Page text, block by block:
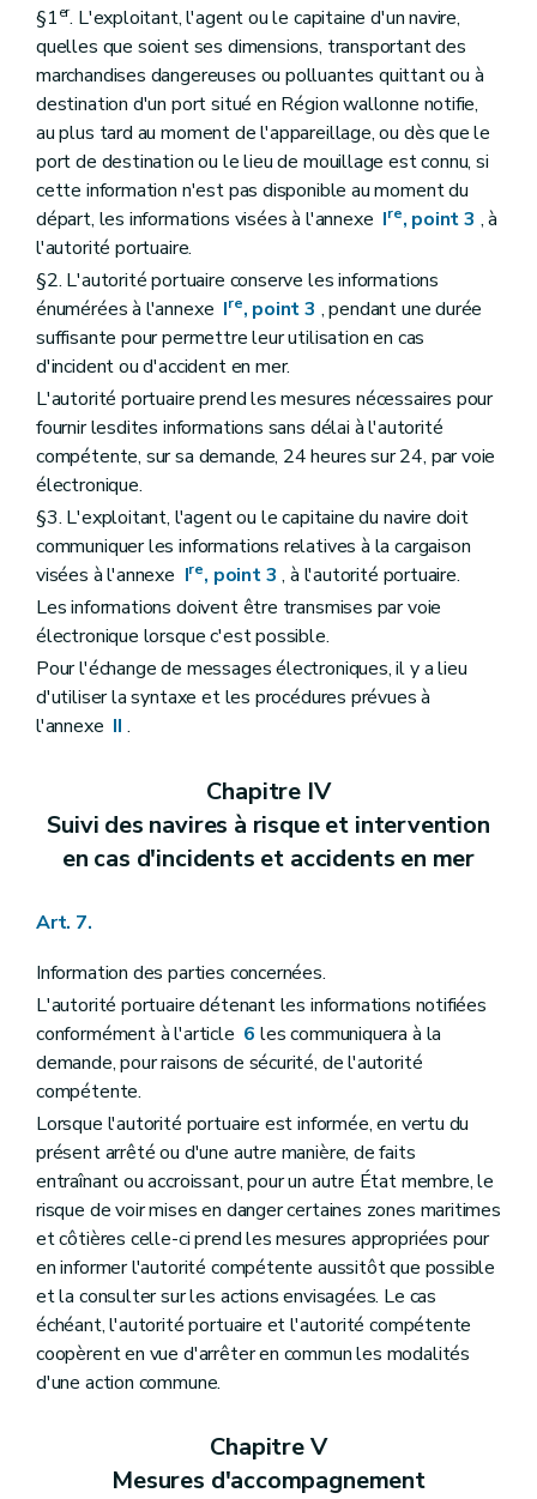
§1er. L'exploitant, l'agent ou le capitaine d'un navire,
quelles que soient ses dimensions, transportant des
marchandises dangereuses ou polluantes quittant ou à
destination d'un port situé en Région wallonne notifie,
au plus tard au moment de l'appareillage, ou dès que le
port de destination ou le lieu de mouillage est connu, si
cette information n'est pas disponible au moment du
départ, les informations visées à l'annexe Ire, point 3 , à
l'autorité portuaire.
§2. L'autorité portuaire conserve les informations
énumérées à l'annexe Ire, point 3 , pendant une durée
suffisante pour permettre leur utilisation en cas
d'incident ou d'accident en mer.
L'autorité portuaire prend les mesures nécessaires pour
fournir lesdites informations sans délai à l'autorité
compétente, sur sa demande, 24 heures sur 24, par voie
électronique.
§3. L'exploitant, l'agent ou le capitaine du navire doit
communiquer les informations relatives à la cargaison
visées à l'annexe Ire, point 3 , à l'autorité portuaire.
Les informations doivent être transmises par voie
électronique lorsque c'est possible.
Pour l'échange de messages électroniques, il y a lieu
d'utiliser la syntaxe et les procédures prévues à
l'annexe II .
Chapitre IV
Suivi des navires à risque et intervention
en cas d'incidents et accidents en mer
Art. 7.
Information des parties concernées.
L'autorité portuaire détenant les informations notifiées
conformément à l'article 6 les communiquera à la
demande, pour raisons de sécurité, de l'autorité
compétente.
Lorsque l'autorité portuaire est informée, en vertu du
présent arrêté ou d'une autre manière, de faits
entraînant ou accroissant, pour un autre État membre, le
risque de voir mises en danger certaines zones maritimes
et côtières celle-ci prend les mesures appropriées pour
en informer l'autorité compétente aussitôt que possible
et la consulter sur les actions envisagées. Le cas
échéant, l'autorité portuaire et l'autorité compétente
coopèrent en vue d'arrêter en commun les modalités
d'une action commune.
Chapitre V
Mesures d'accompagnement